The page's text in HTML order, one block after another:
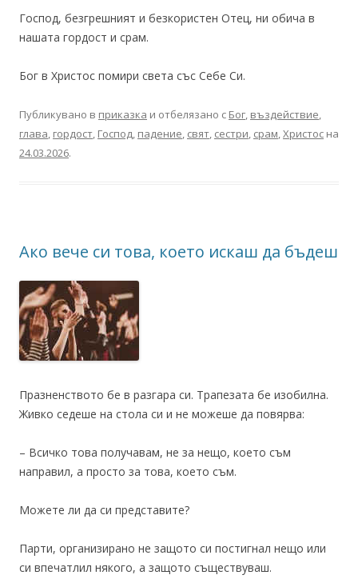
Господ, безгрешният и безкористен Отец, ни обича в
нашата гордост и срам.
Бог в Христос помири света със Себе Си.
Публикувано в приказка и отбелязано с Бог, въздействие,
глава, гордост, Господ, падение, свят, сестри, срам,Христос на
24.03.2026.
Ако вече си това, което искаш да бъдеш
Празненството бе в разгара си. Трапезата бе изобилна.
Живко седеше на стола си и не можеше да повярва:
– Всичко това получавам, не за нещо, което съм
направил, а просто за това, което съм.
Можете ли да си представите?
Парти, организирано не защото си постигнал нещо или
си впечатлил някого, а защото съществуваш.